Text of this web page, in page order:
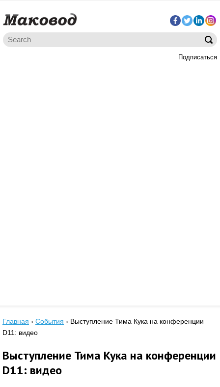
Подписаться
Главная › События › Выступление Тима Кука на конференции
D11: видео
Выступление Тима Кука на конференции
D11: видео